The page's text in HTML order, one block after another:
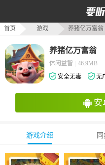
首页 游戏 养猪亿万富翁
养猪亿万富翁
休闲益智
46.9MB
安全无毒
无
安
游戏介绍